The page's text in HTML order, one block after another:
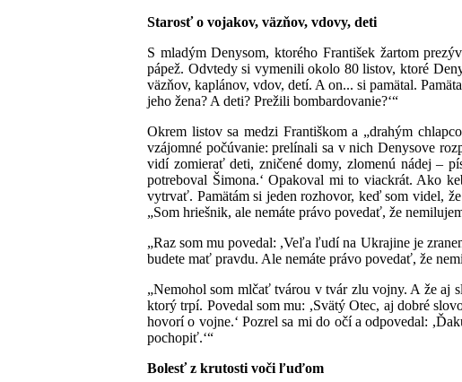
Starosť o vojakov, väzňov, vdovy, deti
S mladým Denysom, ktorého František žartom
pápež. Odvtedy si vymenili okolo 80 listov, ktoré
väzňov, kaplánov, vdov, detí. A on... si pamätal.
jeho žena? A deti? Prežili bombardovanie?‘“
Okrem listov sa medzi Františkom a „drahým
vzájomné počúvanie: prelínali sa v nich Denysove
vidí zomierať deti, zničené domy, zlomenú nádej –
potreboval Šimona.‘ Opakoval mi to viackrát. Ako
vytrvať. Pamätám si jeden rozhovor, keď som videl,
„Som hriešnik, ale nemáte právo povedať, že
„Raz som mu povedal: ,Veľa ľudí na Ukrajine je
budete mať pravdu. Ale nemáte právo povedať, že
„Nemohol som mlčať tvárou v tvár zlu vojny. A že aj
ktorý trpí. Povedal som mu: ,Svätý Otec, aj dobré
hovorí o vojne.‘ Pozrel sa mi do očí a odpovedal:
pochopiť.‘“
Bolesť z krutosti voči ľuďom